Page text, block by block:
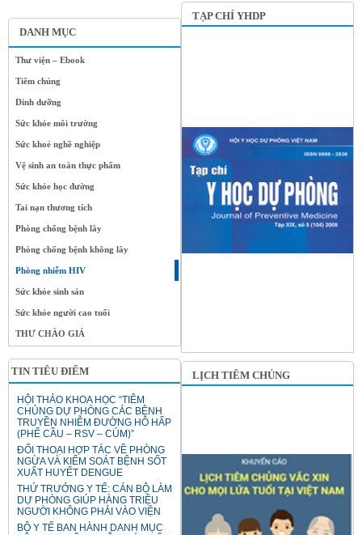
DANH MỤC
Thư viện – Ebook
Tiêm chủng
Dinh dưỡng
Sức khỏe môi trường
Sức khoẻ nghề nghiệp
Vệ sinh an toàn thực phẩm
Sức khỏe học đường
Tai nạn thương tích
Phòng chống bệnh lây
Phòng chống bệnh không lây
Phòng nhiễm HIV
Sức khỏe sinh sản
Sức khỏe người cao tuổi
THƯ CHÀO GIÁ
TIN TIÊU ĐIỂM
HỘI THẢO KHOA HỌC “TIÊM
CHỦNG DỰ PHÒNG CÁC BỆNH
TRUYỀN NHIỄM ĐƯỜNG HÔ HẤP
(PHẾ CẦU – RSV – CÚM)”
ĐỐI THOẠI HỢP TÁC VỀ PHÒNG
NGỪA VÀ KIỂM SOÁT BỆNH SỐT
XUẤT HUYẾT DENGUE
THỨ TRƯỞNG Y TẾ: CÁN BỘ LÀM
DỰ PHÒNG GIÚP HÀNG TRIỆU
NGƯỜI KHÔNG PHẢI VÀO VIỆN
BỘ Y TẾ BAN HÀNH DANH MỤC
TẠP CHÍ YHDP
LỊCH TIÊM CHỦNG